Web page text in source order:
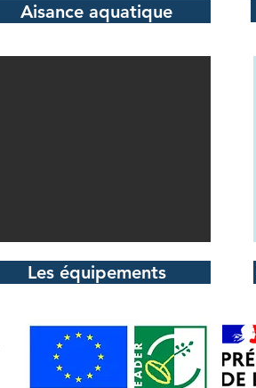
Aisance aquatique
Les équipements